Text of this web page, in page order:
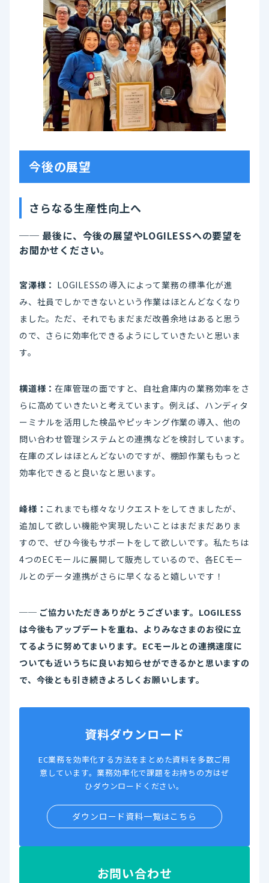
今後の展望
さらなる生産性向上へ
── 最後に、今後の展望やLOGILESSへの要望を
お聞かせください。
宮澤様： LOGILESSの導入によって業務の標準化が進
み、社員でしかできないという作業はほとんどなくなり
ました。ただ、それでもまだまだ改善余地はあると思う
ので、さらに効率化できるようにしていきたいと思いま
す。
横道様：在庫管理の面ですと、自社倉庫内の業務効率をさ
らに高めていきたいと考えています。例えば、ハンディタ
ーミナルを活用した検品やピッキング作業の導入、他の
問い合わせ管理システムとの連携などを検討しています。
在庫のズレはほとんどないのですが、棚卸作業ももっと
効率化できると良いなと思います。
峰様： これまでも様々なリクエストをしてきましたが、
追加して欲しい機能や実現したいことはまだまだありま
すので、ぜひ今後もサポートをして欲しいです。私たちは
4つのECモールに展開して販売しているので、各ECモー
ルとのデータ連携がさらに早くなると嬉しいです！
── ご協力いただきありがとうございます。LOGILESS
は今後もアップデートを重ね、よりみなさまのお役に立
てるように努めてまいります。ECモールとの連携速度に
ついても近いうちに良いお知らせができるかと思いますの
で、今後とも引き続きよろしくお願いします。
資料ダウンロード
EC業務を効率化する方法をまとめた資料を多数ご用
意しています。業務効率化で課題をお持ちの方はぜ
ひダウンロードください。
ダウンロード資料一覧はこちら
お問い合わせ